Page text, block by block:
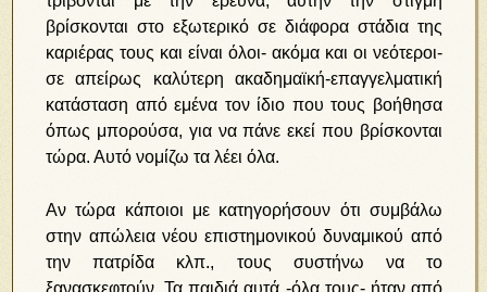
βρίσκονται στο εξωτερικό σε διάφορα στάδια της
καριέρας τους και είναι όλοι- ακόμα και οι νεότεροι-
σε απείρως καλύτερη ακαδημαϊκή-επαγγελματική
κατάσταση από εμένα τον ίδιο που τους βοήθησα
όπως μπορούσα, για να πάνε εκεί που βρίσκονται
τώρα. Αυτό νομίζω τα λέει όλα.
Αν τώρα κάποιοι με κατηγορήσουν ότι συμβάλω
στην απώλεια νέου επιστημονικού δυναμικού από
την πατρίδα κλπ., τους συστήνω να το